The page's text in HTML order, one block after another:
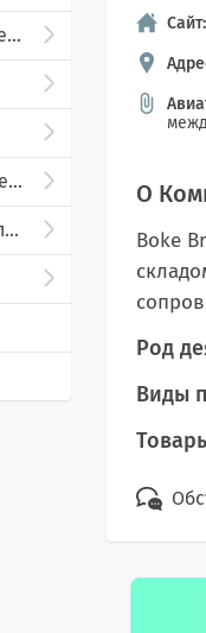
Международные автоперевозки
Морские контейнерные перевозки
Железнодорожные грузоперевозки
Сайт:
О
Boke
Род
Виды